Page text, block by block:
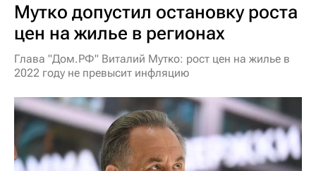
Мутко допустил остановку роста
цен на жилье в регионах
Глава "Дом.РФ" Виталий Мутко: рост цен на жилье в
2022 году не превысит инфляцию